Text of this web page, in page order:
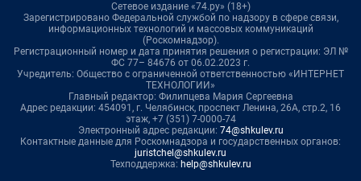
Сетевое издание «74.ру» (18+)
Зарегистрировано Федеральной службой по надзору в сфере связи,
информационных технологий и массовых коммуникаций
(Роскомнадзор).
Регистрационный номер и дата принятия решения о регистрации: ЭЛ №
ФС 77– 84676 от 06.02.2023 г.
Учредитель: Общество с ограниченной ответственностью «ИНТЕРНЕТ
ТЕХНОЛОГИИ»
Главный редактор: Филипцева Мария Сергеевна
Адрес редакции: 454091, г. Челябинск, проспект Ленина, 26А, стр.2, 16
этаж, +7 (351) 7-0000-74
Электронный адрес редакции: 74@shkulev.ru
Контактные данные для Роскомнадзора и государственных органов:
juristchel@shkulev.ru
Техподдержка: help@shkulev.ru